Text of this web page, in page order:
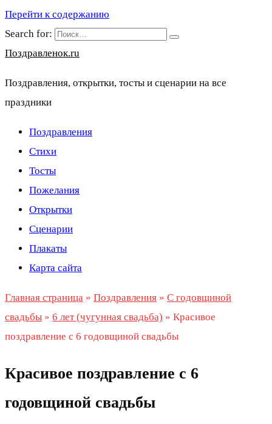
Перейти к содержанию
Search for:
Поздравленок.ru
Поздравления, открытки, тосты и сценарии на все
праздники
Поздравления
Стихи
Тосты
Пожелания
Открытки
Сценарии
Плакаты
Карта сайта
Главная страница » Поздравления » С годовщиной
свадьбы » 6 лет (чугунная свадьба) » Красивое
поздравление с 6 годовщиной свадьбы
Красивое поздравление с 6
годовщиной свадьбы